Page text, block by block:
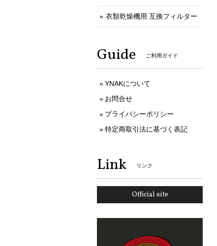
衣類乾燥機用 互換フィルター
Guide ご利用ガイド
YNAKについて
お問合せ
プライバシーポリシー
特定商取引法に基づく表記
Link リンク
Official site